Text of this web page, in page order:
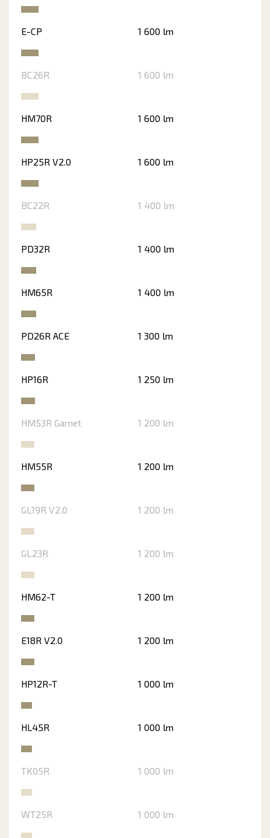
E-CP 1 600 lm
BC26R 1 600 lm
HM70R 1 600 lm
HP25R V2.0 1 600 lm
BC22R 1 400 lm
PD32R 1 400 lm
HM65R 1 400 lm
PD26R ACE 1 300 lm
HP16R 1 250 lm
HM53R Garnet 1 200 lm
HM55R 1 200 lm
GL19R V2.0 1 200 lm
GL23R 1 200 lm
HM62-T 1 200 lm
E18R V2.0 1 200 lm
HP12R-T 1 000 lm
HL45R 1 000 lm
TK05R 1 000 lm
WT25R 1 000 lm